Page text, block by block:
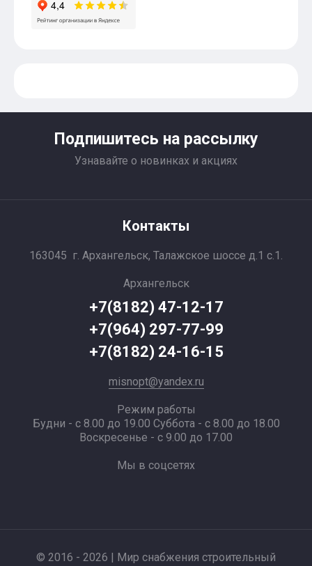
Подпишитесь на рассылку
Узнавайте о новинках и акциях
Контакты
163045 г. Архангельск, Талажское шоссе д.1 с.1.
Архангельск
+7(8182) 47-12-17
+7(964) 297-77-99
+7(8182) 24-16-15
misnopt@yandex.ru
Режим работы
Будни - с 8.00 до 19.00 Суббота - с 8.00 до 18.00
Воскресенье - с 9.00 до 17.00
Мы в соцсетях
© 2016 - 2026 | Мир снабжения строительный